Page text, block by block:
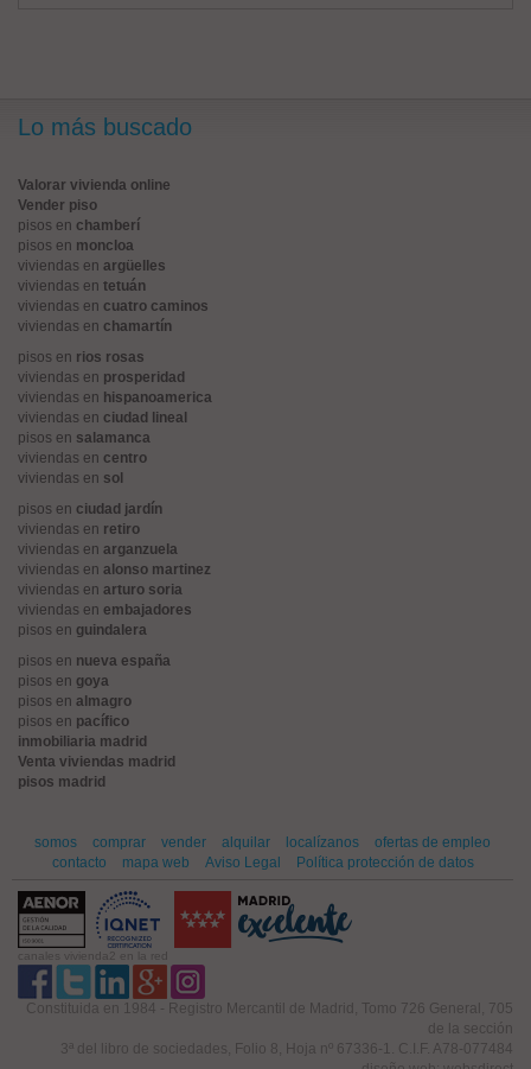
Lo más buscado
Valorar vivienda online
Vender piso
pisos en chamberí
pisos en moncloa
viviendas en argüelles
viviendas en tetuán
viviendas en cuatro caminos
viviendas en chamartín
pisos en rios rosas
viviendas en prosperidad
viviendas en hispanoamerica
viviendas en ciudad lineal
pisos en salamanca
viviendas en centro
viviendas en sol
pisos en ciudad jardín
viviendas en retiro
viviendas en arganzuela
viviendas en alonso martinez
viviendas en arturo soria
viviendas en embajadores
pisos en guindalera
pisos en nueva españa
pisos en goya
pisos en almagro
pisos en pacífico
inmobiliaria madrid
Venta viviendas madrid
pisos madrid
somos comprar vender alquilar localízanos
ofertas de empleo
contacto
mapa web Aviso Legal Política protección de datos
canales vivienda2 en la red
Constituida en 1984 - Registro Mercantil de Madrid, Tomo 726 General, 705
de la sección
3ª del libro de sociedades, Folio 8, Hoja nº 67336-1. C.I.F. A78-077484